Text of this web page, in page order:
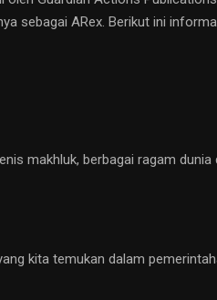
sebagai ARex. Berikut ini
makhluk, berbagai ragam dunia
kita temukan dalam